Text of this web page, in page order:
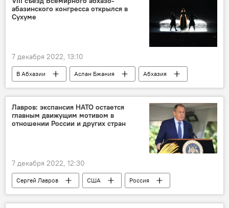
абазинского конгресса открылся в
Сухуме
7 декабря 2022, 13:10
В Абхазии Аслан Бжания Абхазия
Лавров: экспансия НАТО остается
главным движущим мотивом в
отношении России и других стран
7 декабря 2022, 12:30
Сергей Лавров США
Россия
НАТО